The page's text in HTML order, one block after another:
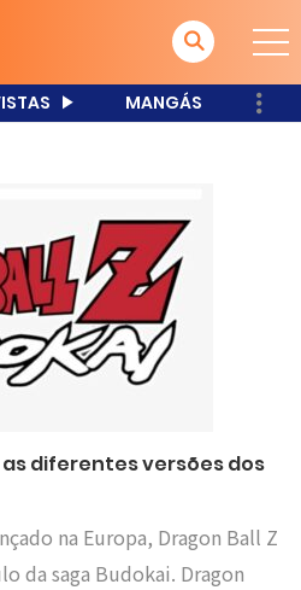
MANGÁS
as diferentes versões dos
na Europa, Dragon Ball Z
da saga Budokai. Dragon